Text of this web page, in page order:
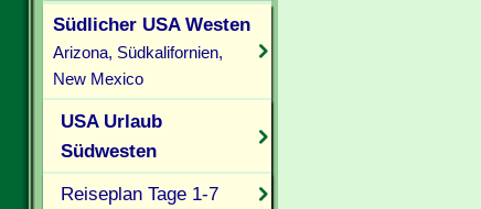
Südlicher USA Westen
Arizona, Südkalifornien,
New Mexico
USA Urlaub
Südwesten
Reiseplan Tage 1-7